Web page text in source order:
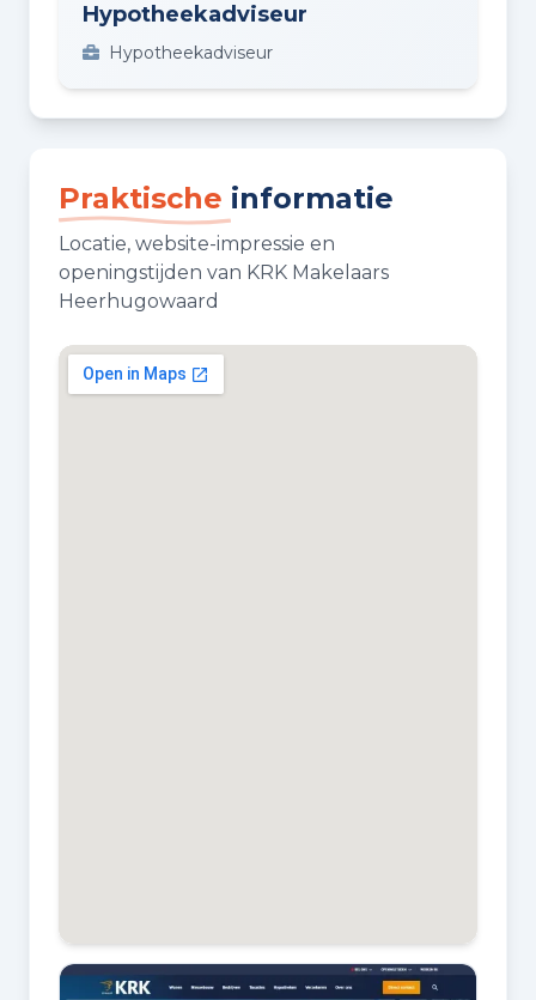
Hypotheekadviseur
Hypotheekadviseur
Praktische informatie
Locatie, website-impressie en
openingstijden van KRK Makelaars
Heerhugowaard